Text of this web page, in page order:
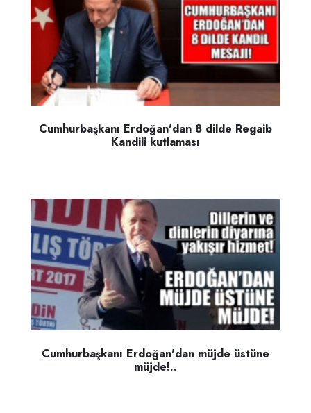
Cumhurbaşkanı Erdoğan'dan 8 dilde Regaib
Kandili kutlaması
Cumhurbaşkanı Erdoğan'dan müjde üstüne
müjde!..